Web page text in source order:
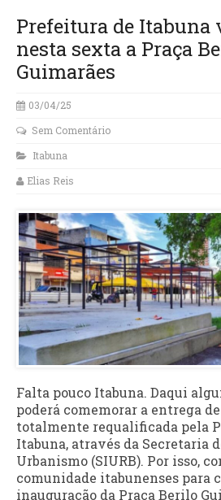
Prefeitura de
nesta sexta a Praça
Guimarães
03/04/25
Sem Comentário
Itabuna
Elias Reis
Falta pouco Itabuna. Daqui
poderá comemorar a entrega
totalmente requalificada pela
Itabuna, através da Secretaria
Urbanismo (SIURB). Por isso,
comunidade itabunenses para
inauguração da Praça Berilo